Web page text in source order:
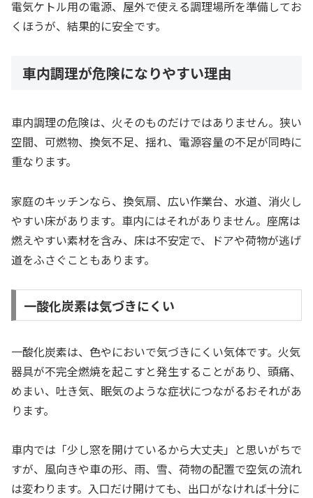
電気ケトル用の電源、屋外で使える調理場所を準備してお
くほうが、結果的に安全です。
車内調理が危険になりやすい理由
車内調理の危険は、火そのものだけではありません。狭い
空間、可燃物、換気不足、揺れ、電源容量の不足が同時に
重なります。
家庭のキッチンなら、換気扇、広い作業台、水道、消火し
やすい床があります。車内にはそれがありません。座席は
燃えやすい素材を含み、床は不安定で、ドアや荷物が逃げ
道をふさぐこともあります。
一酸化炭素は気づきにくい
一酸化炭素は、色やにおいで気づきにくい気体です。火気
器具が不完全燃焼を起こすと発生することがあり、頭痛、
めまい、吐き気、眠気のような症状につながるおそれがあ
ります。
車内では「少し窓を開けているから大丈夫」と思いがちで
すが、風向きや車の形、雨、雪、荷物の配置で空気の流れ
は変わります。入口だけ開けても、出口がなければ十分に